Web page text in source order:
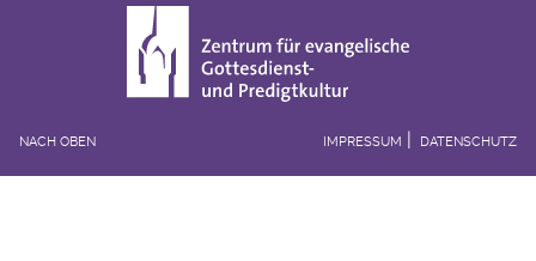
NACH OBEN IMPRESSUM DATENSCHUTZ